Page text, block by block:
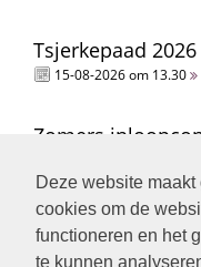
Deze website
cookies om de
functioneren en het
te kunnen
Tsjerkepaad 2026
15-08-2026 om 13.30
Zomers
Zomers
15-08-2026 om 15.00